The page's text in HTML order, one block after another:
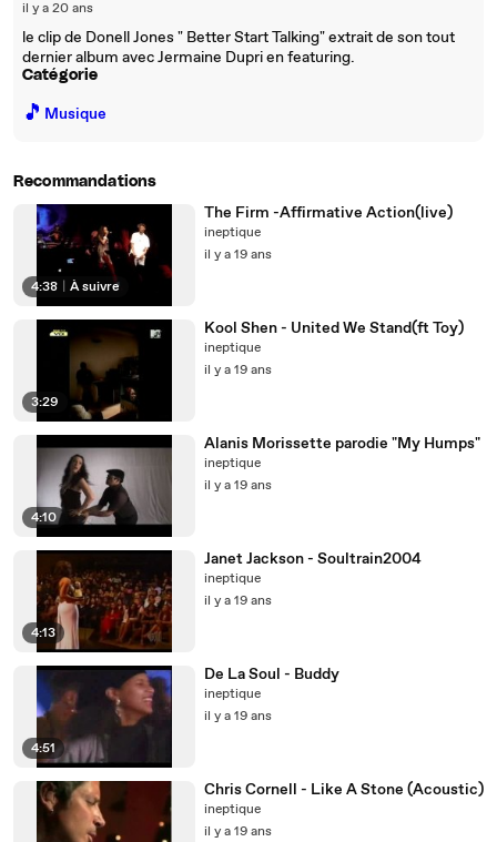
il y a 20 ans
le clip de Donell Jones " Better Start Talking" extrait de son tout
dernier album avec Jermaine Dupri en featuring.
Catégorie
🎵 Musique
Recommandations
4:38 À suivre
The Firm -Affirmative Action(live)
ineptique
il y a 19 ans
3:29
Kool Shen - United We Stand(ft Toy)
ineptique
il y a 19 ans
4:10
Alanis Morissette parodie "My Humps"
ineptique
il y a 19 ans
4:13
Janet Jackson - Soultrain2004
ineptique
il y a 19 ans
4:51
De La Soul - Buddy
ineptique
il y a 19 ans
Chris Cornell - Like A Stone (Acoustic)
ineptique
il y a 19 ans